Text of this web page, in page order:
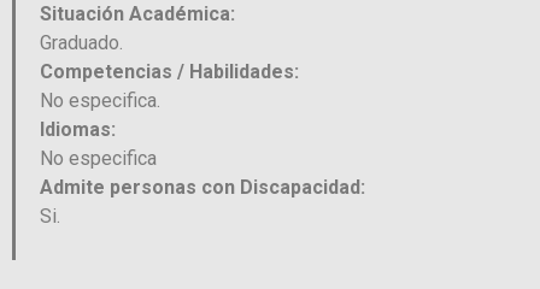
Situación Académica:
Graduado.
Competencias / Habilidades:
No especifica.
Idiomas:
No especifica
Admite personas con Discapacidad:
Si.